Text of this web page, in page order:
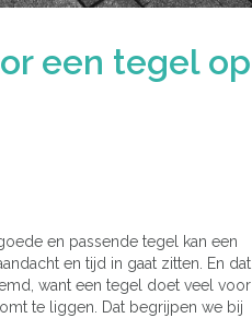
een tegel op
en passende tegel kan een
en tijd in gaat zitten. En dat
want een tegel doet veel voor
te liggen. Dat begrijpen we bij